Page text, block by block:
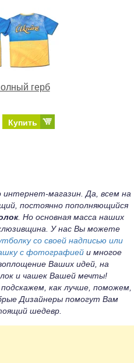
герб
Купить
магазин. Да, всем на
постоянно пополняющийся
. Но основная масса наших
У нас Вы можете
со своей надписью или
с фотографиейи многое
Ваших идей, на
и чашек Вашей мечты!
как лучше, поможем,
Дизайнеры помогут Вам
шедевр.